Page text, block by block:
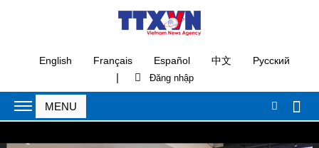
English Français Español 中文 Русский
|